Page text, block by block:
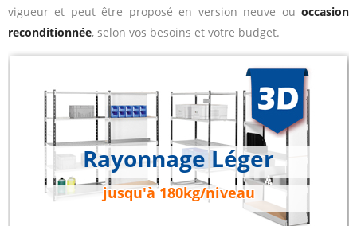
vigueur et peut être proposé en version neuve ou occasion
reconditionnée, selon vos besoins et votre budget.
Rayonnage Léger
jusqu'à 180kg/niveau